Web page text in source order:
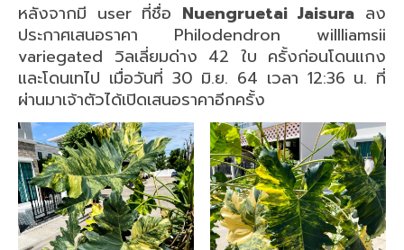
หลังจากมี user ที่ชื่อ Nuengruetai Jaisura ลง
ประกาศเสนอราคา Philodendron willliamsii
variegated วิลเลี่ยมด่าง 42 ใบ ครั้งก่อนโดนแกง
และโดนเทไป เมื่อวันที่ 30 มิ.ย. 64 เวลา 12:36 น. ที่
ผ่านมาเจ้าตัวได้เปิดเสนอราคาอีกครั้ง